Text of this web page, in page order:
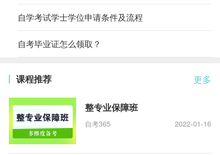
自学考试学士学位申请条件及流程
自考毕业证怎么领取？
更多
课程推荐
整专业保障班
自考365 2022-01-16